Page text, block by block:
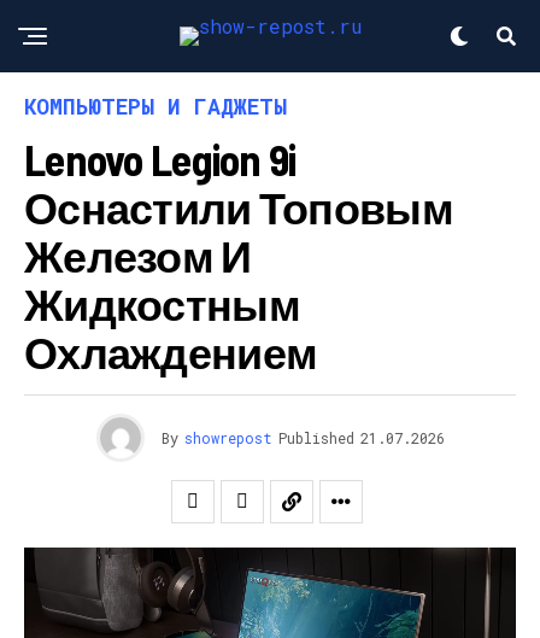
КОМПЬЮТЕРЫ И ГАДЖЕТЫ
Lenovo Legion 9i
Оснастили Топовым
Железом И
Жидкостным
Охлаждением
By showrepost Published 21.07.2026